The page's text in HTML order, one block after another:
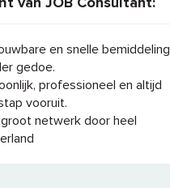
en snelle bemiddeling
gedoe.
professioneel en altijd
vooruit.
netwerk door heel